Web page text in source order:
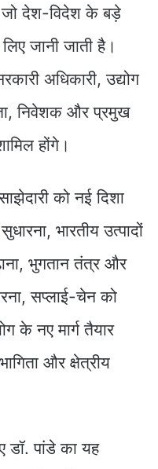
जो देश-विदेश के बड़े
जानी जाती है।
अधिकारी, उद्योग
निवेशक और प्रमुख
होंगे।
को नई दिशा
भारतीय उत्पादों
भुगतान तंत्र और
सप्लाई-चेन को
के नए मार्ग तैयार
और क्षेत्रीय
डॉ. पांडे का यह